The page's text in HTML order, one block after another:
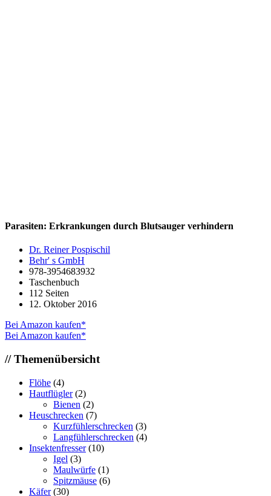
Parasiten: Erkrankungen durch Blutsauger verhindern
Dr. Reiner Pospischil
Behr' s GmbH
978-3954683932
Taschenbuch
112 Seiten
12. Oktober 2016
Bei Amazon kaufen*
Bei Amazon kaufen*
// Themenübersicht
Flöhe (4)
Hautflügler(2)
Bienen (2)
Heuschrecken (7)
Kurzfühlerschrecken (3)
Langfühlerschrecken (4)
Insektenfresser(10)
Igel (3)
Maulwürfe (1)
Spitzmäuse (6)
Käfer(30)